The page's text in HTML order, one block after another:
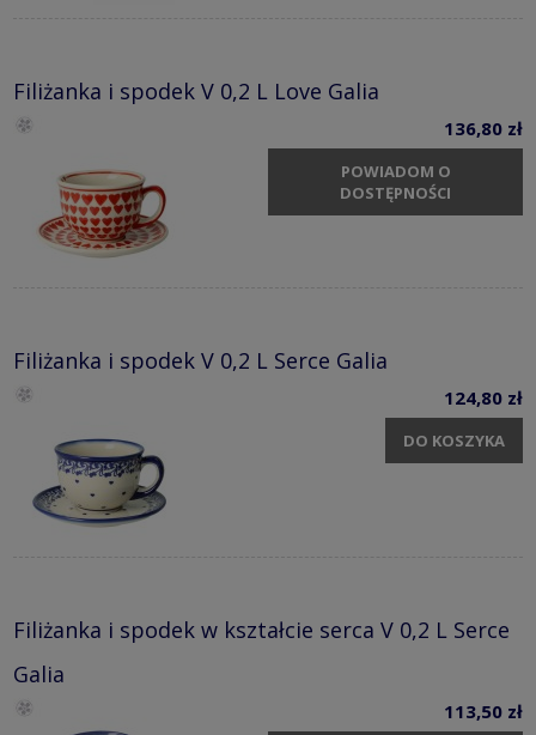
Filiżanka i spodek V 0,2 L Love Galia
136,80 zł
POWIADOM O
DOSTĘPNOŚCI
Filiżanka i spodek V 0,2 L Serce Galia
124,80 zł
DO KOSZYKA
Filiżanka i spodek w kształcie serca V 0,2 L Serce
Galia
113,50 zł